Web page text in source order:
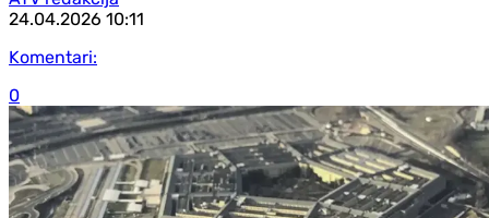
24.04.2026 10:11
Komentari:
0